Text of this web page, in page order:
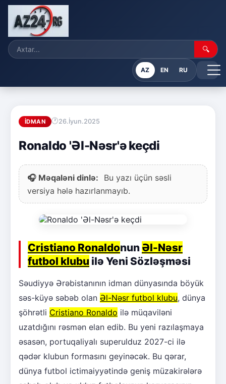
🔍
AZ EN RU
İDMAN 26.İyun.2025
Ronaldo 'Əl-Nəsr'ə keçdi
🎧 Məqaləni dinlə:
Bu yazı üçün səsli
versiya hələ hazırlanmayıb.
Cristiano Ronaldonun Əl-Nəsr
futbol klubu ilə Yeni Sözləşməsi
Səudiyyə Ərəbistanının idman dünyasında böyük
səs-küyə səbəb olan Əl-Nəsr futbol klubu, dünya
şöhrətli Cristiano Ronaldo ilə müqaviləni
uzatdığını rəsmən elan edib. Bu yeni razılaşmaya
əsasən, portuqaliyalı superulduz 2027-ci ilə
qədər klubun formasını geyinəcək. Bu qərar,
dünya futbol ictimaiyyətində geniş müzakirələrə